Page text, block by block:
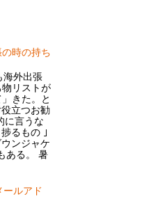
時の持ち
海外出張
物リストが
きた。と
立つお勧
に言うな
るもの ｣
ンジャケ
ある。 暑
ルアド